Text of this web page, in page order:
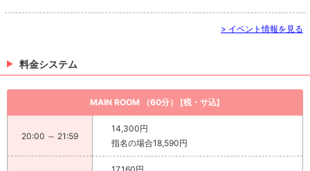
> イベント情報を見る
料金システム
MAIN ROOM （60分） [税・サ込]
20:00 ～ 21:59
14,300円
指名の場合18,590円